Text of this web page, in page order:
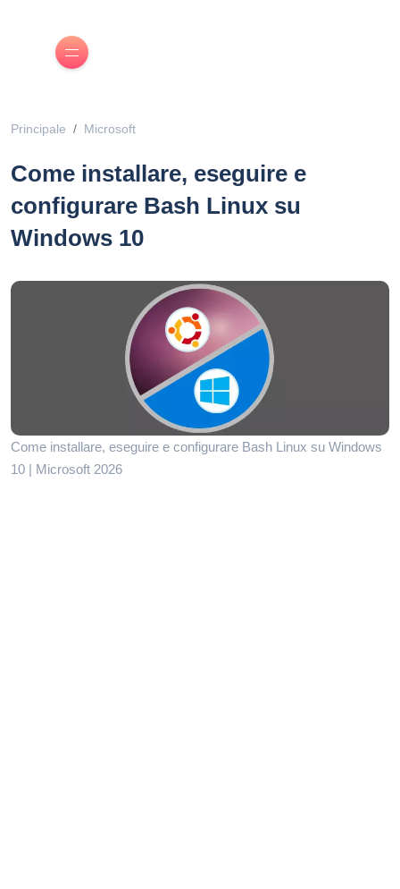
Principale Microsoft
Come installare, eseguire e
configurare Bash Linux su
Windows 10
Come installare, eseguire e configurare Bash Linux su Windows
10 | Microsoft 2026